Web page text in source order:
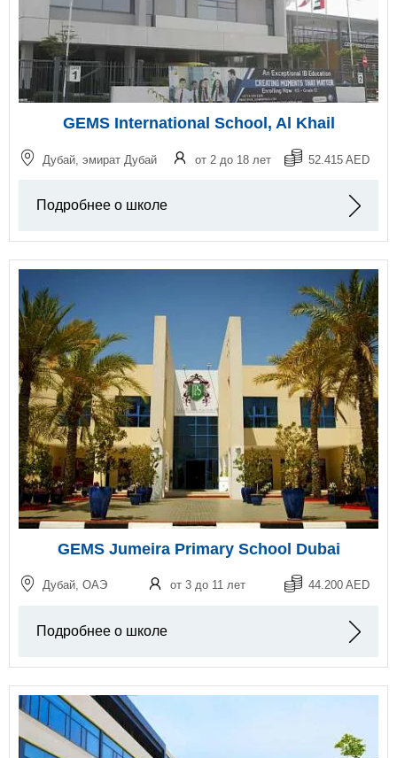
GEMS International School, Al Khail
Дубай, эмират Дубай от 2 до 18 лет 52.415 AED
Подробнее о школе
GEMS Jumeira Primary School Dubai
Дубай, ОАЭ от 3 до 11 лет 44.200 AED
Подробнее о школе